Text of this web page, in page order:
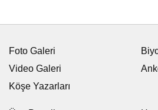
Foto Galeri
Video Galeri
Köşe Yazarları